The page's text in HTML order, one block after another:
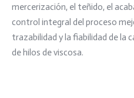
mercerización, el teñido, el
control integral del proceso
trazabilidad y la fiabilidad de la
de hilos de viscosa.